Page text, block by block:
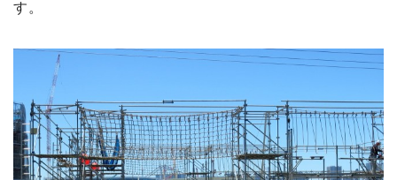
す。